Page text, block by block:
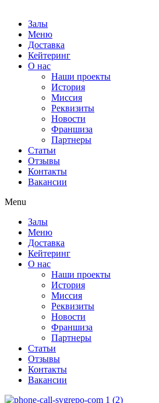
Залы
Меню
Доставка
Кейтеринг
О нас
Наши проекты
История
Миссия
Реквизиты
Новости
Франшиза
Партнеры
Статьи
Отзывы
Контакты
Вакансии
Menu
Залы
Меню
Доставка
Кейтеринг
О нас
Наши проекты
История
Миссия
Реквизиты
Новости
Франшиза
Партнеры
Статьи
Отзывы
Контакты
Вакансии